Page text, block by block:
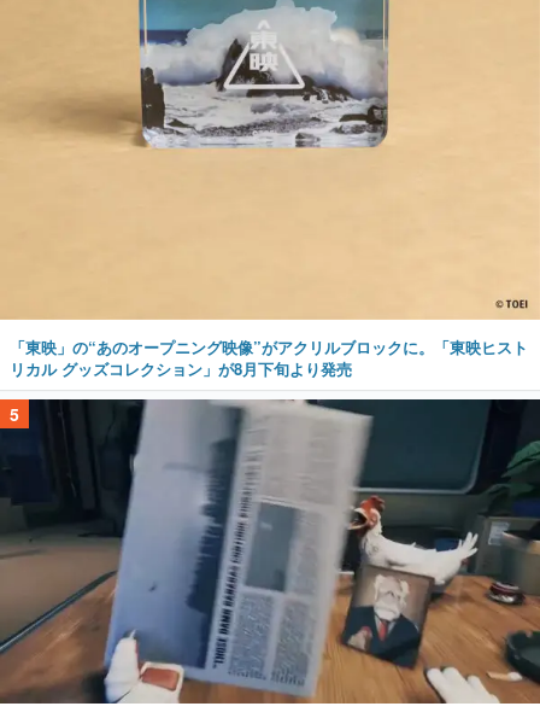
「東映」の“あのオープニング映像”がアクリルブロックに。「東映ヒスト
リカル グッズコレクション」が8月下旬より発売
5